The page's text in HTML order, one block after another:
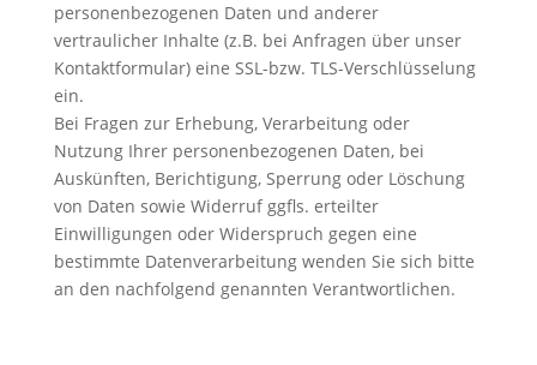
personenbezogenen Daten und anderer
vertraulicher Inhalte (z.B. bei Anfragen über unser
Kontaktformular) eine SSL-bzw. TLS-Verschlüsselung
ein.
Bei Fragen zur Erhebung, Verarbeitung oder
Nutzung Ihrer personenbezogenen Daten, bei
Auskünften, Berichtigung, Sperrung oder Löschung
von Daten sowie Widerruf ggfls. erteilter
Einwilligungen oder Widerspruch gegen eine
bestimmte Datenverarbeitung wenden Sie sich bitte
an den nachfolgend genannten Verantwortlichen.